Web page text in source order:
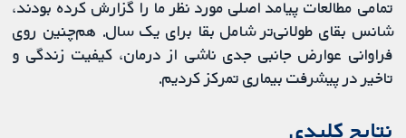
تمامی مطالعات پیامد اصلی مورد نظر ما را گزارش کرده بودند،
شانس بقای طولانی‌تر شامل بقا برای یک سال. هم‌چنین روی
فراوانی عوارض جانبی جدی ناشی از درمان، کیفیت زندگی و
تاخیر در پیشرفت بیماری تمرکز کردیم.
نتایج کلیدی